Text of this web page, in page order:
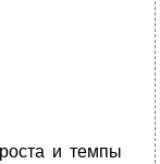
и темпы